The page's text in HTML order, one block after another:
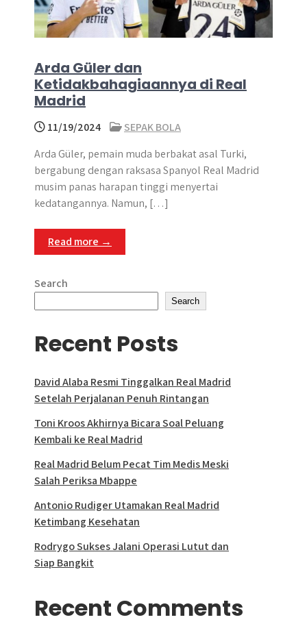
Arda Güler dan
Ketidakbahagiaannya di Real
Madrid
11/19/2024
SEPAK BOLA
Arda Güler, pemain muda berbakat asal Turki,
bergabung dengan raksasa Spanyol Real Madrid
musim panas harapan tinggi menyertai
kedatangannya. Namun, […]
Read more →
Search
Search
Recent Posts
David Alaba Resmi Tinggalkan Real Madrid
Setelah Perjalanan Penuh Rintangan
Toni Kroos Akhirnya Bicara Soal Peluang
Kembali ke Real Madrid
Real Madrid Belum Pecat Tim Medis Meski
Salah Periksa Mbappe
Antonio Rudiger Utamakan Real Madrid
Ketimbang Kesehatan
Rodrygo Sukses Jalani Operasi Lutut dan
Siap Bangkit
Recent Comments